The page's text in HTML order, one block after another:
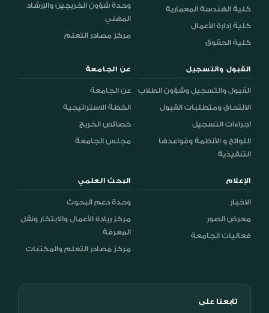
كلية الهندسة المعمارية
كلية إدارة الأعمال
كلية الحقوق
وحدة شؤون الخريجين والإرشاد
المهني
مركز مصادر التعلم
القبول والتسجيل
القبول والتسجيل وشؤون الطلاب
الالتحاق ومتطلبات القبول
اجراءات التسجيل
اللوائح و الأنظمة وقواعدها
التنفيذية
عن الجامعة
عن الجامعة
الخطة الاستراتيجية
خصائص الخريج
مجلس الجامعة
الإعلام
الاخبار
معرض الصور
فعاليات الجامعة
البحث العلمي
وحدة دعم البحوث
مركز ريادة الأعمال والابتكار ونقل
المعرفة
مركز مصادر التعلم والمكتبات
تابعنا على